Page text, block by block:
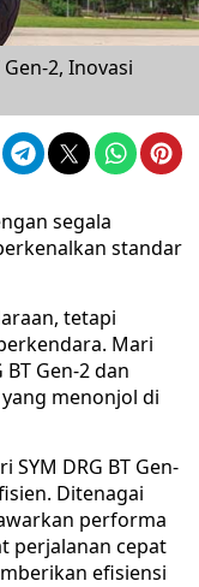
2, Inovasi
segala
standar
tetapi
Mari
Gen-2 dan
menonjol di
DRG BT Gen-
Ditenagai
performa
perjalanan cepat
efisiensi